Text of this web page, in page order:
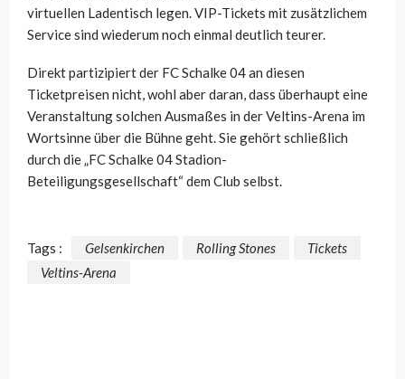
virtuellen Ladentisch legen. VIP-Tickets mit zusätzlichem
Service sind wiederum noch einmal deutlich teurer.
Direkt partizipiert der FC Schalke 04 an diesen
Ticketpreisen nicht, wohl aber daran, dass überhaupt eine
Veranstaltung solchen Ausmaßes in der Veltins-Arena im
Wortsinne über die Bühne geht. Sie gehört schließlich
durch die „FC Schalke 04 Stadion-
Beteiligungsgesellschaft“ dem Club selbst.
Tags : Gelsenkirchen Rolling Stones
Tickets
Veltins-Arena